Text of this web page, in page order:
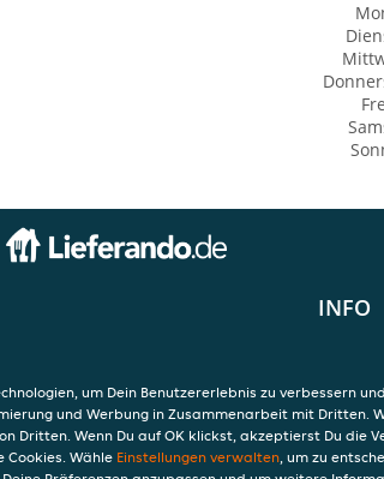
INFO
um Dein Benutzererlebnis zu verbessern
und Werbung in Zusammenarbeit mit Dritten.
Dritten. Wenn Du auf OK klickst, akzeptierst Du die
Cookies. Wähle Einstellungen verwalten, um zu